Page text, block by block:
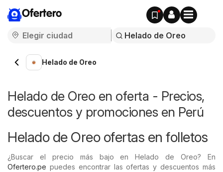
Ofertero
Helado de Oreo
Helado de Oreo en oferta - Precios,
descuentos y promociones en Perú
Helado de Oreo ofertas en folletos
¿Buscar el precio más bajo en Helado de Oreo? En
Ofertero.pe puedes encontrar las ofertas y descuentos más